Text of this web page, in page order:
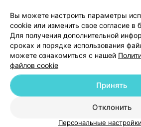
Обработка персональных
© 2026 ООО «Артокс Лаб», УНП 191700409
|
Служба поддержки +375
Вы можете настроить параметры
cookie или изменить свое согласие в
Для получения дополнительной
сроках и порядке использования
можете ознакомиться с нашей
файлов cookie
Отклонить
Принять
Персональные